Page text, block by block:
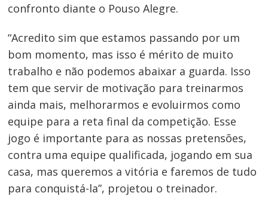
confronto diante o Pouso Alegre.
“Acredito sim que estamos passando por um
bom momento, mas isso é mérito de muito
trabalho e não podemos abaixar a guarda. Isso
tem que servir de motivação para treinarmos
ainda mais, melhorarmos e evoluirmos como
equipe para a reta final da competição. Esse
jogo é importante para as nossas pretensões,
contra uma equipe qualificada, jogando em sua
casa, mas queremos a vitória e faremos de tudo
para conquistá-la”, projetou o treinador.
Navegação
de
Post